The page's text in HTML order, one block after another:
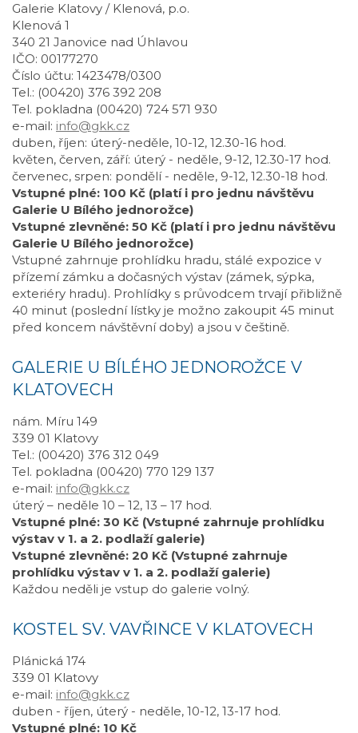
Galerie Klatovy / Klenová, p.o.
Klenová 1
340 21 Janovice nad Úhlavou
IČO: 00177270
Číslo účtu: 1423478/0300
Tel.: (00420) 376 392 208
Tel. pokladna (00420) 724 571 930
e-mail: info@gkk.cz
duben, říjen: úterý-neděle, 10-12, 12.30-16 hod.
květen, červen, září: úterý - neděle, 9-12, 12.30-17 hod.
červenec, srpen: pondělí - neděle, 9-12, 12.30-18 hod.
Vstupné plné: 100 Kč (platí i pro jednu návštěvu
Galerie U Bílého jednorožce)
Vstupné zlevněné: 50 Kč (platí i pro jednu návštěvu
Galerie U Bílého jednorožce)
Vstupné zahrnuje prohlídku hradu, stálé expozice v
přízemí zámku a dočasných výstav (zámek, sýpka,
exteriéry hradu). Prohlídky s průvodcem trvají přibližně
40 minut (poslední lístky je možno zakoupit 45 minut
před koncem návštěvní doby) a jsou v češtině.
GALERIE U BÍLÉHO JEDNOROŽCE V
KLATOVECH
nám. Míru 149
339 01 Klatovy
Tel.: (00420) 376 312 049
Tel. pokladna (00420) 770 129 137
e-mail: info@gkk.cz
úterý – neděle 10 – 12, 13 – 17 hod.
Vstupné plné: 30 Kč (Vstupné zahrnuje prohlídku
výstav v 1. a 2. podlaží galerie)
Vstupné zlevněné: 20 Kč (Vstupné zahrnuje
prohlídku výstav v 1. a 2. podlaží galerie)
Každou neděli je vstup do galerie volný.
KOSTEL SV. VAVŘINCE V KLATOVECH
Plánická 174
339 01 Klatovy
e-mail: info@gkk.cz
duben - říjen, úterý - neděle, 10-12, 13-17 hod.
Vstupné plné: 10 Kč